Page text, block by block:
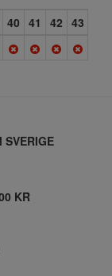
40 41 42 43
SVERIGE
KR